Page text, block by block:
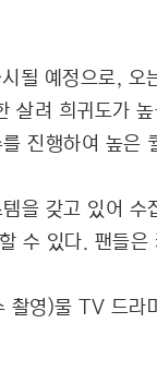
시될 예정으
살려 희귀도가
진행하여 높은
갖고 있어 수
수 있다. 팬들
영)물 TV 드